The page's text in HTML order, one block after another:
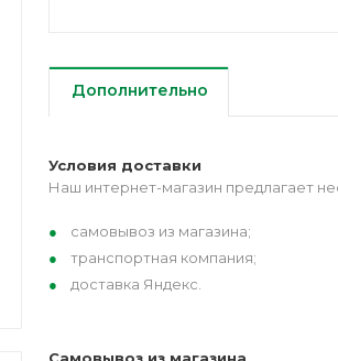
Дополнительно
Условия доставки
Наш интернет-магазин предлагает
самовывоз из магазина;
транспортная компания;
доставка Яндекс.